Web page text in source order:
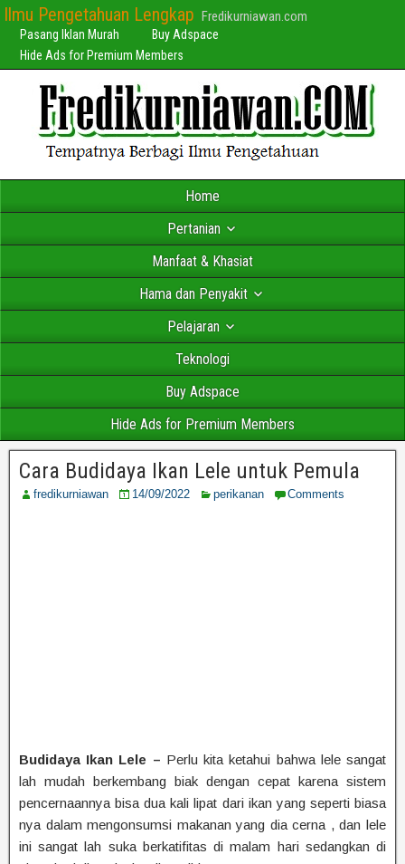
Ilmu Pengetahuan Lengkap Fredikurniawan.com
Pasang Iklan Murah
Buy Adspace
Hide Ads for Premium Members
Home
Pertanian
Manfaat & Khasiat
Hama dan Penyakit
Pelajaran
Teknologi
Buy Adspace
Hide Ads for Premium Members
Cara Budidaya Ikan Lele untuk Pemula
fredikurniawan 14/09/2022 perikanan Comments
Budidaya Ikan Lele – Perlu kita ketahui bahwa lele sangat
lah mudah berkembang biak dengan cepat karena sistem
pencernaannya bisa dua kali lipat dari ikan yang seperti biasa
nya dalam mengonsumsi makanan yang dia cerna , dan lele
ini sangat lah suka berkatifitas di malam hari sedangkan di